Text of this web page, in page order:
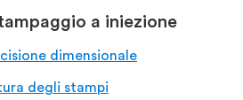
a iniezione
dimensionale
degli stampi